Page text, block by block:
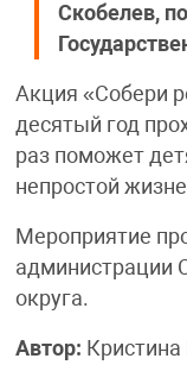
Скобелев,
Акция «Собери
десятый год
раз поможет
непростой
Мероприятие
администрации
округа.
Автор: